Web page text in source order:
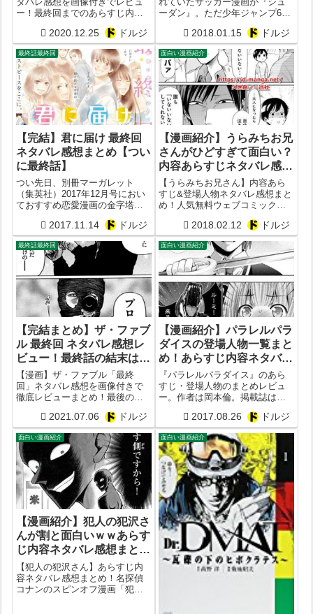
コミ評価評判】
ー！最終回までのあらすじ内容
末は？最終話は東京オリンピッ
ク出場で終わり？ラストの巻末
コメントは？【評価評判口コミ
まとめ】
2020.12.25 ドルジ
ーダン』。ただ少年ジャンプ6号
を迎えてました。もっと言えば
打ち切り気味に完結。作者・横
田卓馬は画力が高く、前作『背
筋をピンと』は全10巻とそこそ
こ連載が続い...
2018.01.15 ドルジ
最終話最終回
【完結】君に届け 最終回
ネタバレ感想まとめ【つい
に最終話】
つい先日、別冊マーガレット
（集英社）2017年12月号におい
ておすすめ恋愛漫画の金字塔で
結。作者は椎名軽穂。あしかけ
12年ほど『君に届け』の連載が
続いたらしい。少女漫画や恋愛
漫画としては異例の長期連載。
完結を記念し...
2017.11.14 ドルジ
面白い漫画紹介
【漫画紹介】うらみちお兄
さんがひどすぎて面白い？
内容あらすじネタバレ感想
まとめ！おすすめ度を考察
レビュー！
【うらみちお兄さん】内容あら
すじ&登場人物ネタバレ感想まと
め！人気無料ウェブコミック
白いかつまらないか徹底考察し
てみた！作者は久世岳。掲載サ
イトはコミックDAYZ。出版社は
講談社。
2018.02.12 ドルジ
最終話最終回
【完結まとめ】ザ・ファブ
ル 最終回 ネタバレ感想レ
ビュー！最終話の結末は？
最後のラストは？面白い漫
画？第一部はおすすめ？
【漫画】ザ・ファブル「最終
回」ネタバレ感想を画像付きで
徹底レビューまとめ！最後の結
のあらすじは？結局内容は面白
い？【第一部完結】
2021.07.06 ドルジ
面白い漫画紹介
【漫画紹介】パラレルパラ
ダイスの登場人物一覧まと
め！あらすじ内容ネタバレ
感想レビュー！【岡本倫】
『パラレルパラダイス』のあら
すじ・登場人物のまとめレビュ
ー。作者は岡本倫。掲載誌はヤ
社。ジャンルは青年コミックの
ファンタジー漫画。Amazonの
Kindleや楽天koboなどでも試し
読み・立ち読みができます。っ
てこ...
2017.08.26 ドルジ
面白い漫画紹介
【漫画紹介】犯人の犯沢さ
んが割と面白いｗｗあらす
じ内容ネタバレ感想まと
め！おすすめ度を画像レビ
ュー！【名探偵コナン】
【かんばまゆこ】
【犯人の犯沢さん】あらすじ内
容ネタバレ感想まとめ！名探偵
コナンのスピンオフ漫画「犯人
面白い漫画紹介